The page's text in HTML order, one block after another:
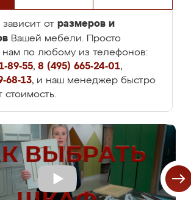
от размеров и
Вашей мебели. Просто
нам по любому из телефонов:
89-55, 8 (495) 665-24-01,
68-13, и наш менеджер быстро
стоимость.